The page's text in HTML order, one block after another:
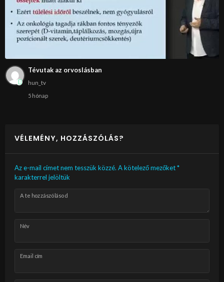
Tévutak az orvoslásban
hun_tv
5 hónap
VÉLEMÉNY, HOZZÁSZÓLÁS?
Az e-mail címet nem tesszük közzé. A kötelező mezőket*
karakterrel jelöltük
A te hozzászólásod
Név
Email cím